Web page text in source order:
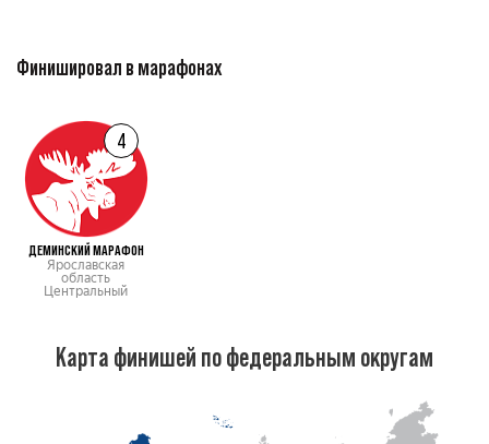
Финишировал в марафонах
4
ДЕМИНСКИЙ МАРАФОН
Ярославская
область
Центральный
Карта финишей по федеральным округам